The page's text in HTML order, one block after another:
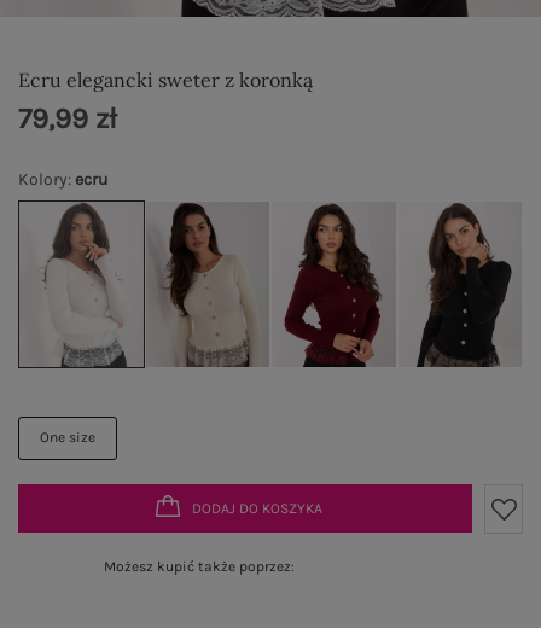
Ecru elegancki sweter z koronką
Kolory: ecru
One size
79,99 zł
DODAJ DO KOSZYKA
Możesz kupić także poprzez: